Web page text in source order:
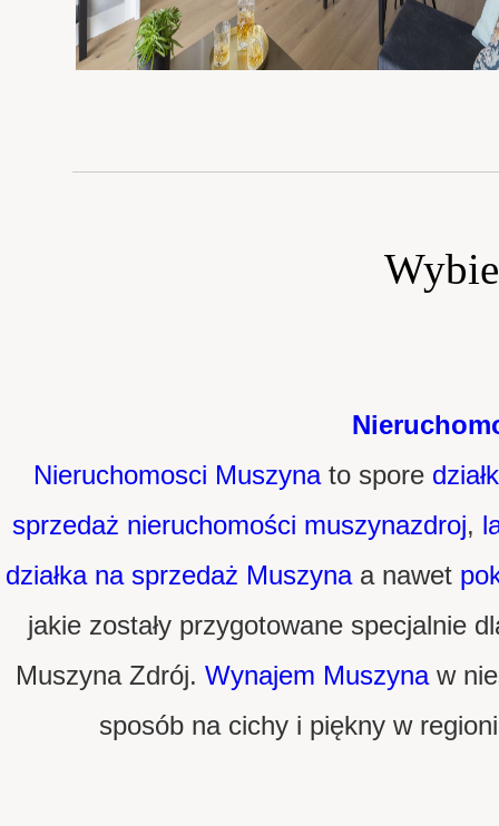
Nieruchomosci Muszynato spore
sprzedaż nieruchomości muszynazdroj,
działka na sprzedaż Muszynaa nawet
jakie zostały przygotowane specjalnie
Muszyna Zdrój. Wynajem Muszynaw
sposób na cichy i piękny w